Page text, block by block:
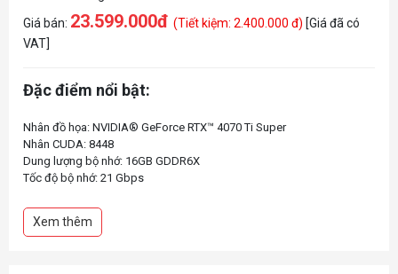
Giá bán: 23.599.000đ (Tiết kiệm: 2.400.000 đ) [Giá đã có
VAT]
Đặc điểm nổi bật:
Nhân đồ họa: NVIDIA® GeForce RTX™ 4070 Ti Super
Nhân CUDA: 8448
Dung lượng bộ nhớ: 16GB GDDR6X
Tốc độ bộ nhớ: 21 Gbps
Xem thêm